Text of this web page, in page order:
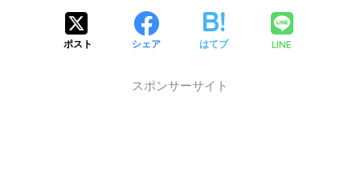
ポスト シェア はてブ LINE
スポンサーサイト